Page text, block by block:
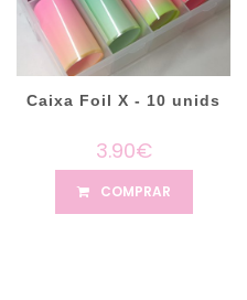
Caixa Foil X - 10 unids
3.90€
COMPRAR